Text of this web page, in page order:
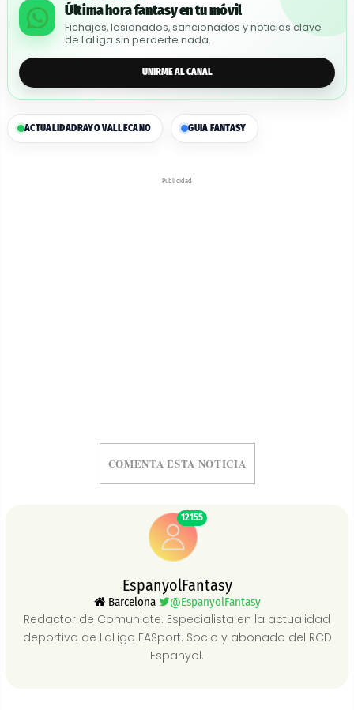
Última hora fantasy en tu móvil
Fichajes, lesionados, sancionados y noticias clave
de LaLiga sin perderte nada.
UNIRME AL CANAL
ACTUALIDADRAYO VALLECANO GUIA FANTASY
Publicidad
COMENTA ESTA NOTICIA
12155
EspanyolFantasy
Barcelona @EspanyolFantasy
Redactor de Comuniate. Especialista en la actualidad
deportiva de LaLiga EASport. Socio y abonado del RCD
Espanyol.